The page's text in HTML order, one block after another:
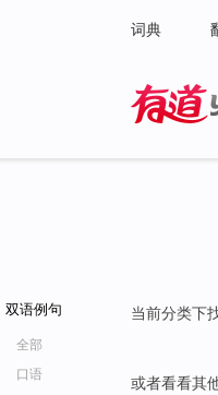
词典
双语例句
全部
口语
当前分类下
或者看看其